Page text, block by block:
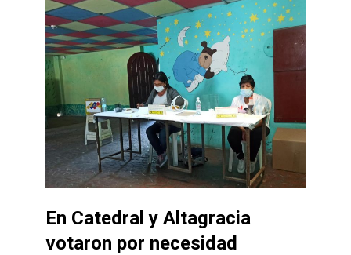
En Catedral y Altagracia
votaron por necesidad